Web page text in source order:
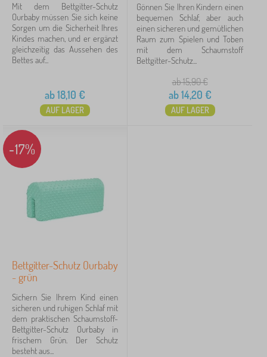
Mit dem Bettgitter-Schutz
Ourbaby müssen Sie sich keine
Sorgen um die Sicherheit Ihres
Kindes machen, und er ergänzt
gleichzeitig das Aussehen des
Bettes auf...
ab18,10 €
AUF LAGER
Gönnen Sie Ihren Kindern einen
bequemen Schlaf, aber auch
einen sicheren und gemütlichen
Raum zum Spielen und Toben
mit dem Schaumstoff
Bettgitter-Schutz...
ab 15,90€
ab14,20 €
AUF LAGER
-17%
Bettgitter-Schutz Ourbaby
- grün
Sichern Sie Ihrem Kind einen
sicheren und ruhigen Schlaf mit
dem praktischen Schaumstoff-
Bettgitter-Schutz Ourbaby in
frischem Grün. Der Schutz
besteht aus...